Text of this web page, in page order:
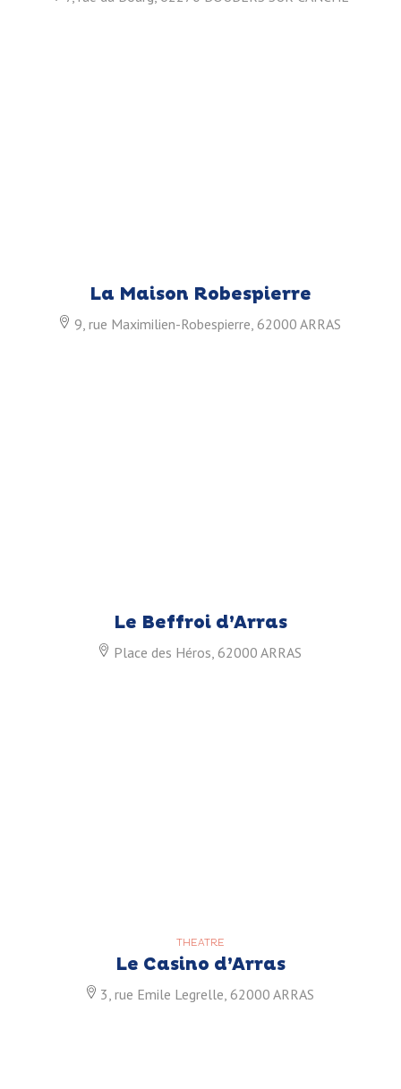
La Maison Robespierre
9, rue Maximilien-Robespierre, 62000 ARRAS
Le Beffroi d’Arras
Place des Héros, 62000 ARRAS
THEATRE
Le Casino d’Arras
3, rue Emile Legrelle, 62000 ARRAS